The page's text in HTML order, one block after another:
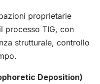
proprietarie
processo TIG, con
strutturale, controllo
Deposition)